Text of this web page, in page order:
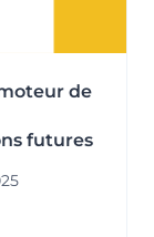
de
futures